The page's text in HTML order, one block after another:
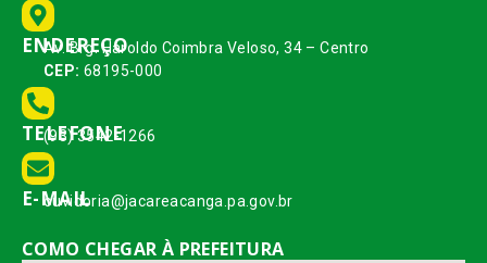
ENDEREÇO
Av. Brg. Haroldo Coimbra Veloso, 34 – Centro
CEP: 68195-000
TELEFONE
(93) 3542-1266
E-MAIL
ouvidoria@jacareacanga.pa.gov.br
COMO CHEGAR À PREFEITURA